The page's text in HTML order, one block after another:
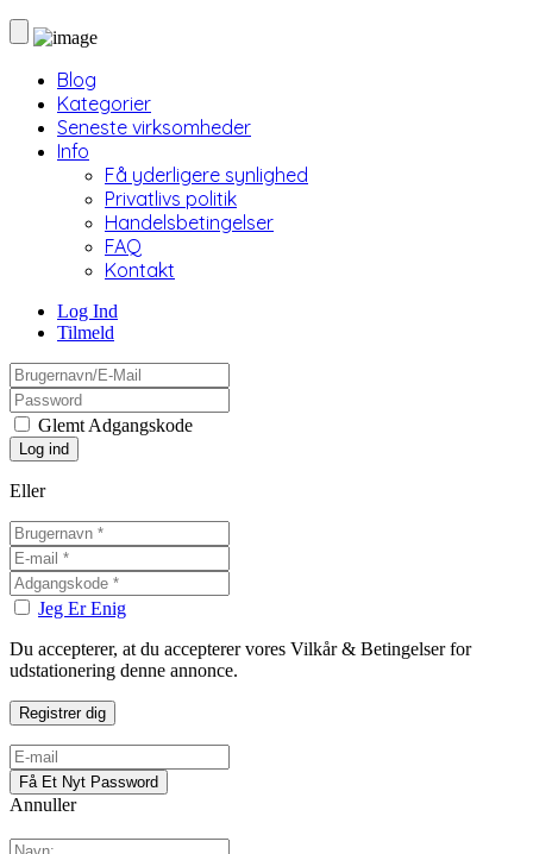
Blog
Kategorier
Seneste virksomheder
Info
Få yderligere synlighed
Privatlivs politik
Handelsbetingelser
FAQ
Kontakt
Log Ind
Tilmeld
Glemt Adgangskode
Eller
Jeg Er Enig
Du accepterer, at du accepterer vores Vilkår & Betingelser for
udstationering denne annonce.
Annuller